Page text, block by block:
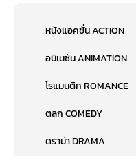
หนังแอคชั่น ACTION
อนิเมชั่น ANIMATION
โรแมนติก ROMANCE
ตลก COMEDY
ดราม่า DRAMA